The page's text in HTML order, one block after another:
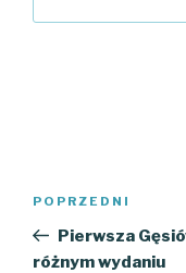
Poprzedni
wpis
POPRZEDNI
Pierwsza
różnym wydaniu